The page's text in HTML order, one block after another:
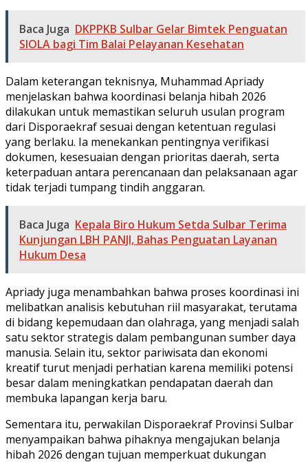
Baca Juga DKPPKB Sulbar Gelar Bimtek Penguatan
SIOLA bagi Tim Balai Pelayanan Kesehatan
Dalam keterangan teknisnya, Muhammad Apriady
menjelaskan bahwa koordinasi belanja hibah 2026
dilakukan untuk memastikan seluruh usulan program
dari Disporaekraf sesuai dengan ketentuan regulasi
yang berlaku. Ia menekankan pentingnya verifikasi
dokumen, kesesuaian dengan prioritas daerah, serta
keterpaduan antara perencanaan dan pelaksanaan agar
tidak terjadi tumpang tindih anggaran.
Baca Juga Kepala Biro Hukum Setda Sulbar Terima
Kunjungan LBH PANJI, Bahas Penguatan Layanan
Hukum Desa
Apriady juga menambahkan bahwa proses koordinasi ini
melibatkan analisis kebutuhan riil masyarakat, terutama
di bidang kepemudaan dan olahraga, yang menjadi salah
satu sektor strategis dalam pembangunan sumber daya
manusia. Selain itu, sektor pariwisata dan ekonomi
kreatif turut menjadi perhatian karena memiliki potensi
besar dalam meningkatkan pendapatan daerah dan
membuka lapangan kerja baru.
Sementara itu, perwakilan Disporaekraf Provinsi Sulbar
menyampaikan bahwa pihaknya mengajukan belanja
hibah 2026 dengan tujuan memperkuat dukungan